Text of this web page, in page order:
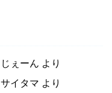
じぇーん より
サイタマ より